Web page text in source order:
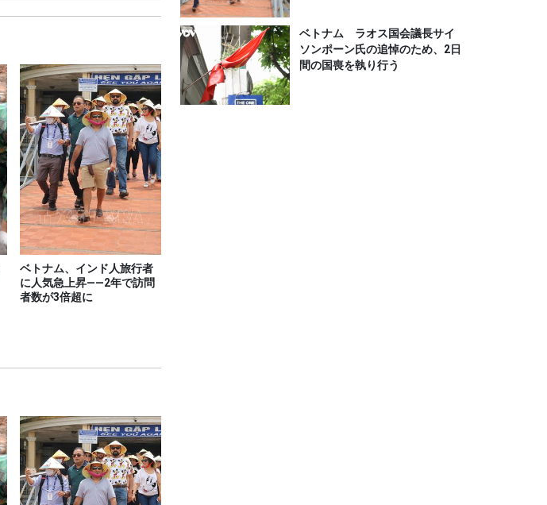
ベトナム、インド人旅行者
に人気急上昇――2年で訪問
者数が3倍超に
ベトナム ラオス国会議長サイ
ソンポーン氏の追悼のため、2日
間の国喪を執り行う